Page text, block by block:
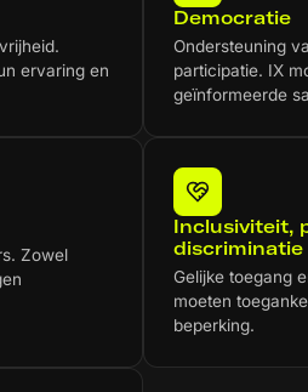
ervaring en
Democratie
Ondersteuning
participatie. IX
geïnformeerde
Zowel
Inclusiviteit,
discriminatie
Gelijke toegang
moeten
beperking.